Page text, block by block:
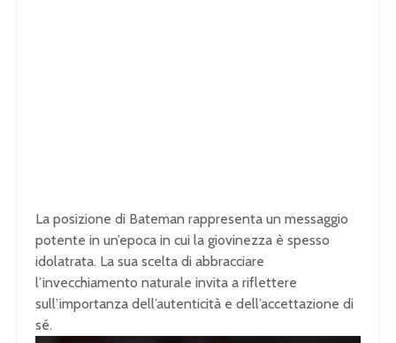
La posizione di Bateman rappresenta un messaggio
potente in un’epoca in cui la giovinezza è spesso
idolatrata. La sua scelta di abbracciare
l’invecchiamento naturale invita a riflettere
sull’importanza dell’autenticità e dell’accettazione di
sé.